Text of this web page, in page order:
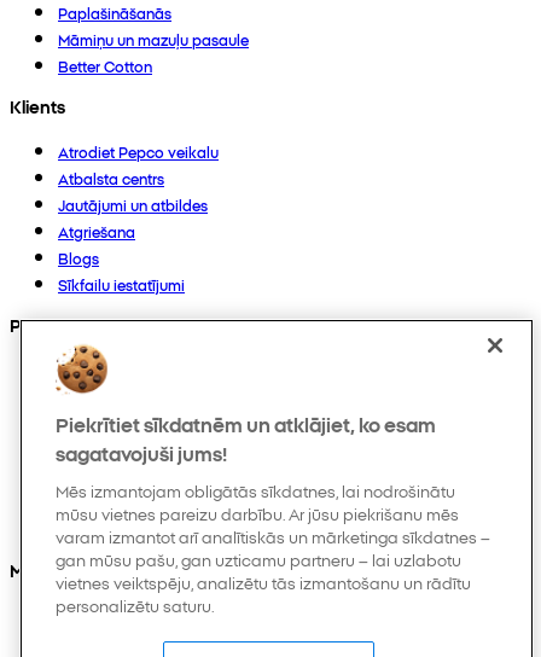
Paplašināšanās
Māmiņu un mazuļu pasaule
Better Cotton
Klients
Atrodiet Pepco veikalu
Atbalsta centrs
Jautājumi un atbildes
Atgriešana
Blogs
Sīkfailu iestatījumi
Preces
Kolekcijas
Zīdaiņiem
Bērniem
Mājoklim
Vīriešiem
Mūs varat atrast arī
Piekrītiet sīkdatnēm un atklājiet, ko esam
sagatavojuši jums!
Mēs izmantojam obligātās sīkdatnes, lai nodrošinātu
mūsu vietnes pareizu darbību. Ar jūsu piekrišanu mēs
varam izmantot arī analītiskās un mārketinga sīkdatnes –
gan mūsu pašu, gan uzticamu partneru – lai uzlabotu
vietnes veiktspēju, analizētu tās izmantošanu un rādītu
personalizētu saturu.